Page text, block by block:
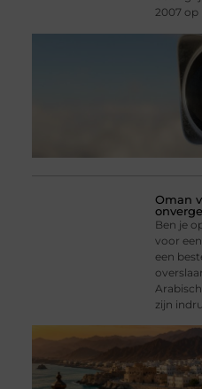
2007 op
Oman
Ben je
voor
een
zijn